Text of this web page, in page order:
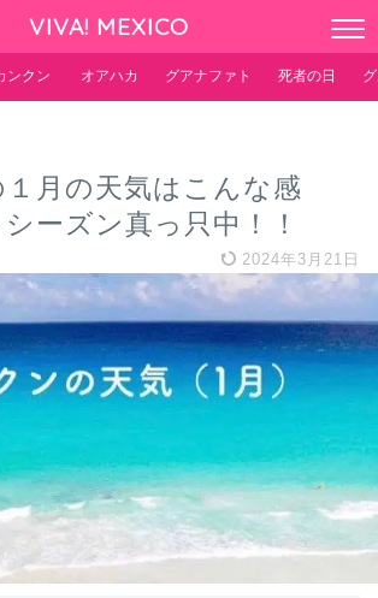
VIVA! MEXICO
ンクン オアハカ グアナファト 死者の日
月の天気はこんな感
ーズン真っ只中！！
2024年3月21日